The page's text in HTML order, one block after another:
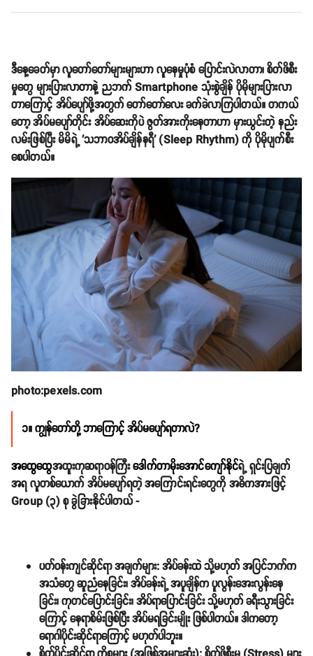
ဒီနေ့ခေတ်မှာ လူတော်တော်များများဟာ လူနေမှုပုံစံ ပြောင်းလဲလာတာ၊ စိတ်ဖိစီး
မှုတွေ များပြားလာတာနဲ့ ညဘက် Smartphone သုံးစွဲချိန် ပိုမိုများပြားလာ
တာကြောင့် အိပ်ပျော်ဖို့အတွက် တော်တော်လေး ခက်ခဲလာကြပါတယ်။ တကယ်
တော့ အိပ်မပျော်တိုင်း အိပ်ဆေးကိုပဲ ဇွတ်အားကိုးနေတာဟာ မှားယွင်းတဲ့ နည်း
လမ်းဖြစ်ပြီး မိမိရဲ့ 'သဘာဝအိပ်ချိန်နရီ' (Sleep Rhythm) ကို ပိုမိုပျက်စီး
စေပါတယ်။
photo:pexels.com
၁။ ကျွန်တော်တို့ ဘာကြောင့် အိပ်မပျော်ရတာလဲ?
အထွေထွေအထူးကုဆရာဝန်ကြီးဒေါက်တာမိုးအောင်ကျော်နိုင်ရဲ့ ရှင်းပြချက်
အရ လူတစ်ယောက် အိပ်မပျော်ရတဲ့ အကြောင်းရင်းတွေကို အဓိကအားဖြင့်
Group (၃) စု ခွဲခြားနိုင်ပါတယ် -
ပတ်ဝန်းကျင်ဆိုင်ရာ အချက်များ:အိပ်ခန်းထဲ သို့မဟုတ် အပြင်ဘက်က
အသံတွေ ဆူညံနေခြင်း၊ အိပ်ခန်းရဲ့ အပူချိန်က ပူလွန်းအေးလွန်းနေ
ခြင်း၊ ကုတင်ပြောင်းခြင်း၊ အိပ်ရာပြောင်းခြင်း သို့မဟုတ် ခရီးသွားခြင်း
ကြောင့် နေရာစိမ်းဖြစ်ပြီး အိပ်မရခြင်းမျိုး ဖြစ်ပါတယ်။ ဒါကတော့
ရောဂါပိုင်းဆိုင်ရာကြောင့် မဟုတ်ပါဘူး။